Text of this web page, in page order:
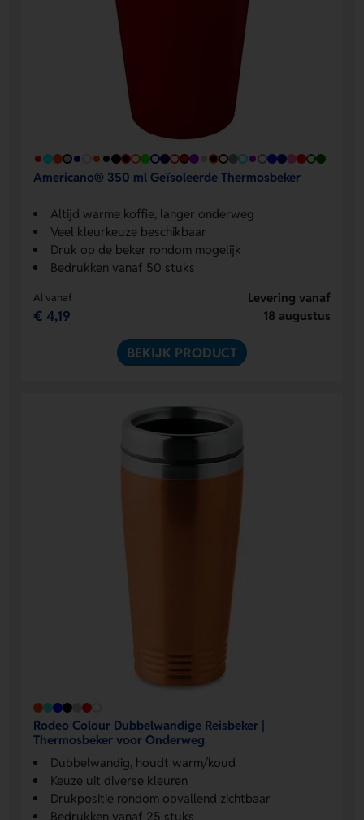
Americano® 350 ml Geïsoleerde Thermosbeker
Altijd warme koffie, langer onderweg
Veel kleurkeuze beschikbaar
Druk op de beker rondom mogelijk
Bedrukken vanaf 50 stuks
Al vanaf
€ 4,19
Levering vanaf
18 augustus
BEKIJK PRODUCT
Rodeo Colour Dubbelwandige Reisbeker |
Thermosbeker voor Onderweg
Dubbelwandig, houdt warm/koud
Keuze uit diverse kleuren
Drukpositie rondom opvallend zichtbaar
Bedrukken vanaf 25 stuks